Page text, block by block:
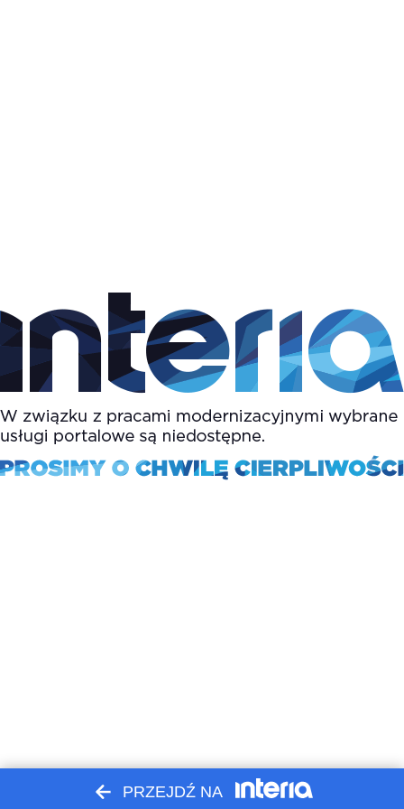
PRZEJDŹ NA